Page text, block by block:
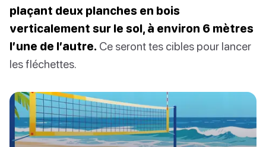
plaçant deux planches en bois
verticalement sur le sol, à environ 6 mètres
l’une de l’autre. Ce seront tes cibles pour lancer
les fléchettes.